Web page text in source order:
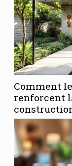
Comment
renforcent